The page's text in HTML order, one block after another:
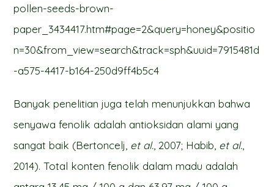
pollen-seeds-brown-
paper_3434417.htm#page=2&query=honey&positio
n=30&from_view=search&track=sph&uuid=7915481d
-a575-4417-b164-250d9ff4b5c4
Banyak penelitian juga telah menunjukkan bahwa
senyawa fenolik adalah antioksidan alami yang
sangat baik (Bertoncelj, et al. , 2007; Habib, et al.
2014). Total konten fenolik dalam madu adalah